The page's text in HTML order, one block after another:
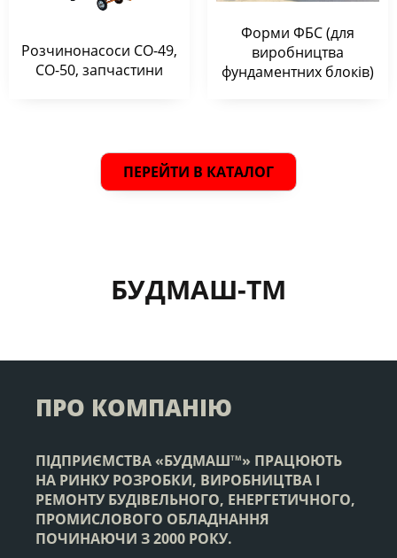
Розчинонасоси СО-49,
СО-50, запчастини
Форми ФБС (для
виробництва
фундаментних блоків)
ПЕРЕЙТИ В КАТАЛОГ
БУДМАШ-ТМ
ПРО КОМПАНІЮ
ПІДПРИЄМСТВА «БУДМАШТМ» ПРАЦЮЮТЬ
НА РИНКУ РОЗРОБКИ, ВИРОБНИЦТВА І
РЕМОНТУ БУДІВЕЛЬНОГО, ЕНЕРГЕТИЧНОГО,
ПРОМИСЛОВОГО ОБЛАДНАННЯ
ПОЧИНАЮЧИ З 2000 РОКУ.